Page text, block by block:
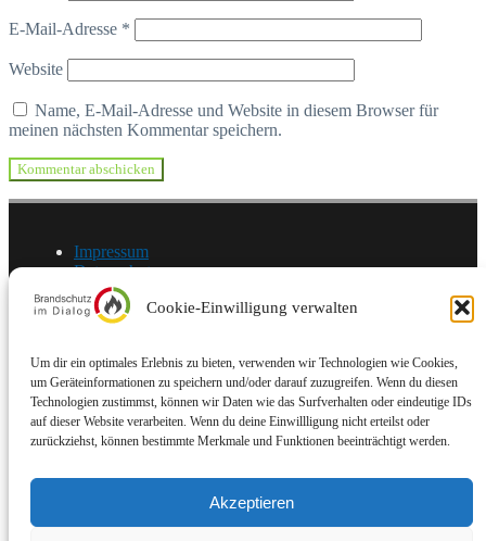
Cookie-Einwilligung verwalten
Um dir ein optimales Erlebnis zu bieten, verwenden wir Technologien wie Cookies,
um Geräteinformationen zu speichern und/oder darauf zuzugreifen. Wenn du diesen
Technologien zustimmst, können wir Daten wie das Surfverhalten oder eindeutige IDs
auf dieser Website verarbeiten. Wenn du deine Einwillligung nicht erteilst oder
zurückziehst, können bestimmte Merkmale und Funktionen beeinträchtigt werden.
Akzeptieren
E-Mail-Adresse *
Website
Name, E-Mail-Adresse und Website in diesem Browser für
meinen nächsten Kommentar speichern.
Impressum
Datenschutz
© Brandschutz im Dialog | Stand: 10/2025
Brandschutz im Dialog
Startseite
Unklare und widersprüchliche Auslegungen zu
„Standardfragen“
Nicht vertretbare „Handhabungen“ im
Unklare Gesetzeslage / Fragen an die Wissenschaft
Mitwirkende